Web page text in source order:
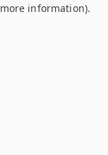
information).